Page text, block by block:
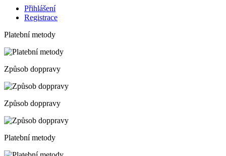
Přihlášení
Registrace
Platební metody
Způsob doppravy
Způsob doppravy
Platební metody